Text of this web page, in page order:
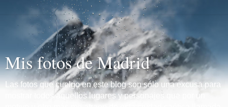
Mis fotos de Madrid
Las fotos que cuelgo en este blog son sólo una excusa para
mostrar todos aquellos lugares y personajes que por un